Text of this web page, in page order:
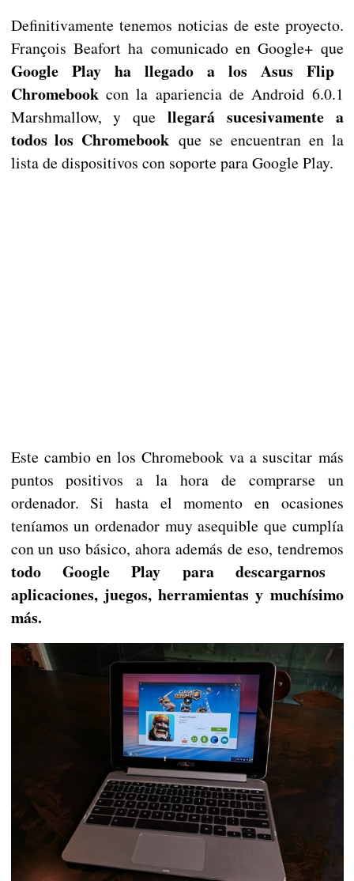
Definitivamente tenemos noticias de este proyecto.
François Beafort ha comunicado en Google+ que
Google Play ha llegado a los Asus Flip
Chromebookcon la apariencia de Android 6.0.1
Marshmallow, y que llegará sucesivamente a
todos los Chromebook que se encuentran en la
lista de dispositivos con soporte para Google Play.
Este cambio en los Chromebook va a suscitar más
puntos positivos a la hora de comprarse un
ordenador. Si hasta el momento en ocasiones
teníamos un ordenador muy asequible que cumplía
con un uso básico, ahora además de eso, tendremos
todo Google Play para descargarnos
aplicaciones, juegos, herramientas y muchísimo
más.